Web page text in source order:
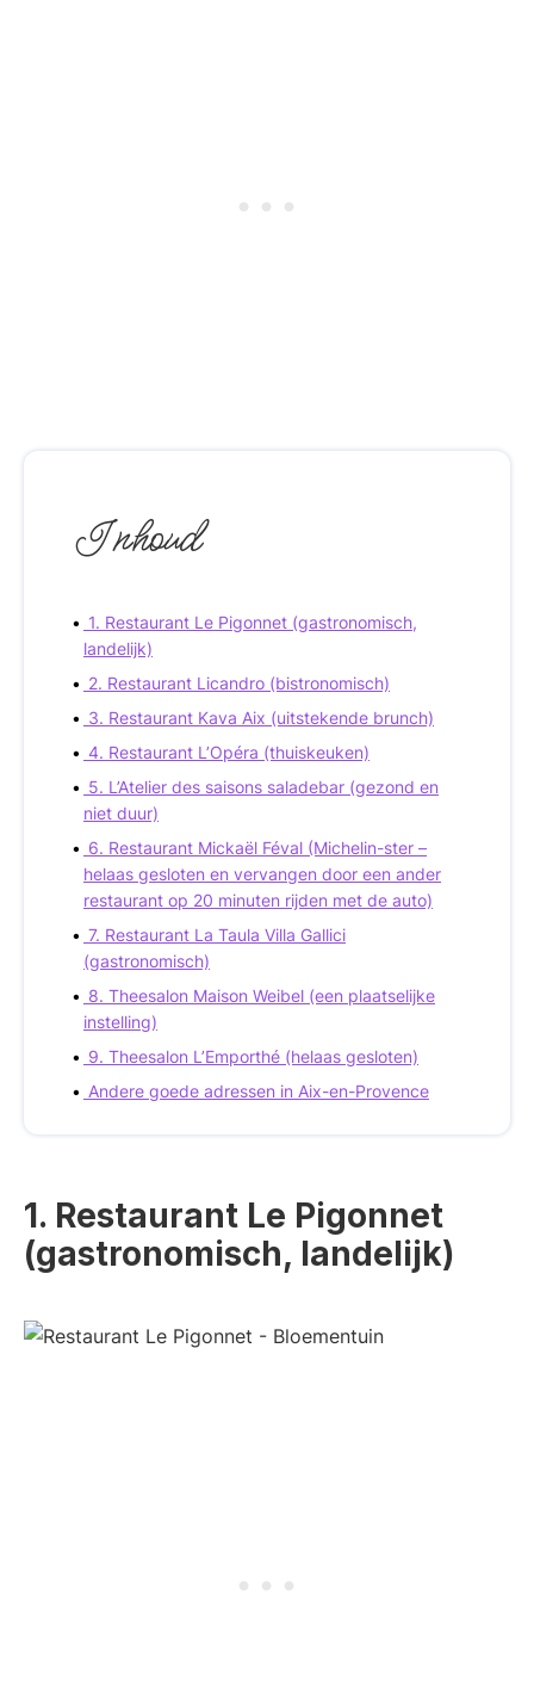
Inhoud
1. Restaurant Le Pigonnet (gastronomisch,
landelijk)
2. Restaurant Licandro (bistronomisch)
3. Restaurant Kava Aix (uitstekende brunch)
4. Restaurant L’Opéra (thuiskeuken)
5. L’Atelier des saisons saladebar (gezond en
niet duur)
6. Restaurant Mickaël Féval (Michelin-ster –
helaas gesloten en vervangen door een ander
restaurant op 20 minuten rijden met de auto)
7. Restaurant La Taula Villa Gallici
(gastronomisch)
8. Theesalon Maison Weibel (een plaatselijke
instelling)
9. Theesalon L’Emporthé (helaas gesloten)
Andere goede adressen in Aix-en-Provence
1. Restaurant Le Pigonnet
(gastronomisch, landelijk)